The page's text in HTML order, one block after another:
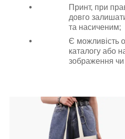
Принт, при
довго
та насиченим;
Є можливість
каталогу або
зображення чи